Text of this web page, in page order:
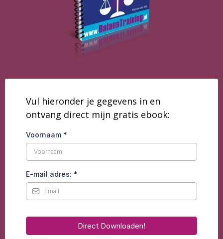
Vul hieronder je gegevens in en
ontvang direct mijn gratis ebook:
Voornaam *
E-mail adres: *
Direct Downloaden!